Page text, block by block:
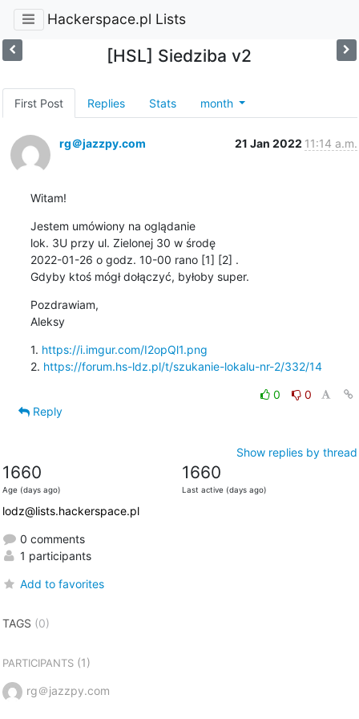
Hackerspace.pl Lists
[HSL] Siedziba v2
First Post Replies Stats month
rg＠jazzpy.com 21 Jan 2022 11:14 a.m.
Witam!
Jestem umówiony na oglądanie
lok. 3U przy ul. Zielonej 30 w środę
2022-01-26 o godz. 10-00 rano [1] [2] .
Gdyby ktoś mógł dołączyć, byłoby super.
Pozdrawiam,
Aleksy
1. https://i.imgur.com/I2opQl1.png
2. https://forum.hs-ldz.pl/t/szukanie-lokalu-nr-2/332/14
0
0
Reply
Show replies by thread
1660
Age (days ago)
1660
Last active (days ago)
lodz@lists.hackerspace.pl
0 comments
1 participants
Add to favorites
TAGS (0)
PARTICIPANTS(1)
rg＠jazzpy.com